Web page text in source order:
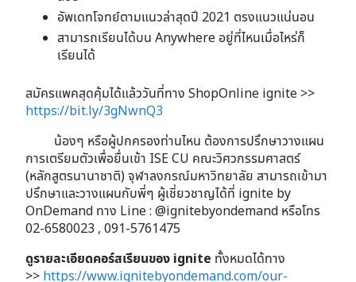
อัพเดทโจทย์ตามแนวล่าสุดปี 2021 ตรงแนวแน่นอน
สามารถเรียนได้บน Anywhere อยู่ที่ไหนเมื่อไหร่ก็
เรียนได้
สมัครแพคสุดคุ้มได้แล้ววันที่ทาง ShopOnline ignite >>
https://bit.ly/3gNwnQ3
น้องๆ หรือผู้ปกครองท่านไหน ต้องการปรึกษาวางแผน
การเตรียมตัวเพื่อยื่นเข้า ISE CU คณะ​วิศวกรรมศาสตร์
(หลักสูตรนานาชาติ)จุฬาลงกรณ์มหาวิทยาลัย สามารถเข้ามา
ปรึกษาและวางแผนกับพี่ๆ ผู้เชี่ยวชาญได้ที่ ignite by
OnDemand ทาง Line : @ignitebyondemand หรือโทร
02-6580023 , 091-5761475
ดูรายละเอียดคอร์สเรียนของ ignite ทั้งหมดได้ทาง
>> https://www.ignitebyondemand.com/our-